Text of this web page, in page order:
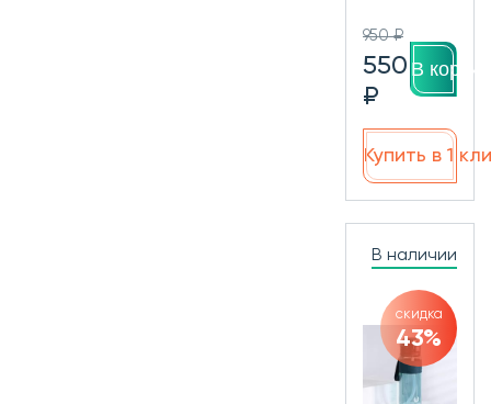
950 ₽
550
₽
В
Купить в 1
В наличии
скидка
43%